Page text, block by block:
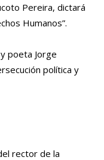
Pereira, dictará
Humanos”.
poeta Jorge
política y
rector de la